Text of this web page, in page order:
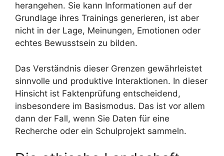
herangehen. Sie kann Informationen auf der
Grundlage ihres Trainings generieren, ist aber
nicht in der Lage, Meinungen, Emotionen oder
echtes Bewusstsein zu bilden.
Das Verständnis dieser Grenzen gewährleistet
sinnvolle und produktive Interaktionen. In dieser
Hinsicht ist Faktenprüfung entscheidend,
insbesondere im Basismodus. Das ist vor allem
dann der Fall, wenn Sie Daten für eine
Recherche oder ein Schulprojekt sammeln.